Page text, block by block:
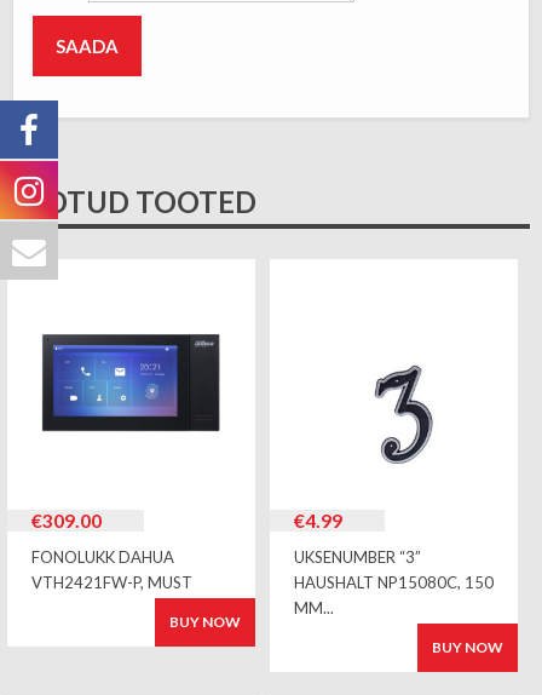
SEOTUD TOOTED
€309.00
FONOLUKK DAHUA
VTH2421FW-P, MUST
BUY NOW
€4.99
UKSENUMBER “3”
HAUSHALT NP15080C, 150
MM...
BUY NOW